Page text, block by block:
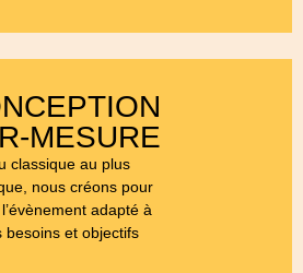
MESURE
classique au plus
nous créons pour
adapté à
besoins et objectifs